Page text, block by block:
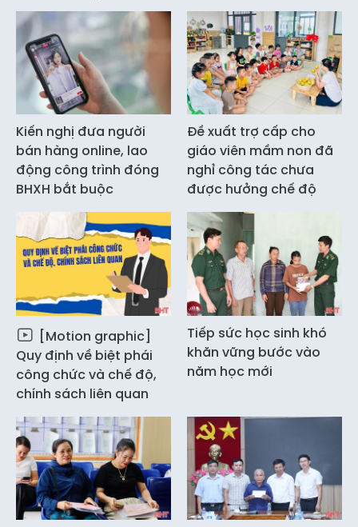
Kiến nghị đưa người
bán hàng online, lao
động công trình đóng
BHXH bắt buộc
Đề xuất trợ cấp cho
giáo viên mầm non đã
nghỉ công tác chưa
được hưởng chế độ
[Motion graphic]
Quy định về biệt phái
công chức và chế độ,
chính sách liên quan
Tiếp sức học sinh khó
khăn vững bước vào
năm học mới